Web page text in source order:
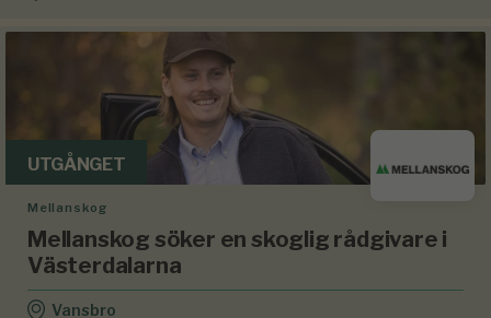
UTGÅNGET
Mellanskog
Mellanskog söker en skoglig rådgivare i
Västerdalarna
Vansbro